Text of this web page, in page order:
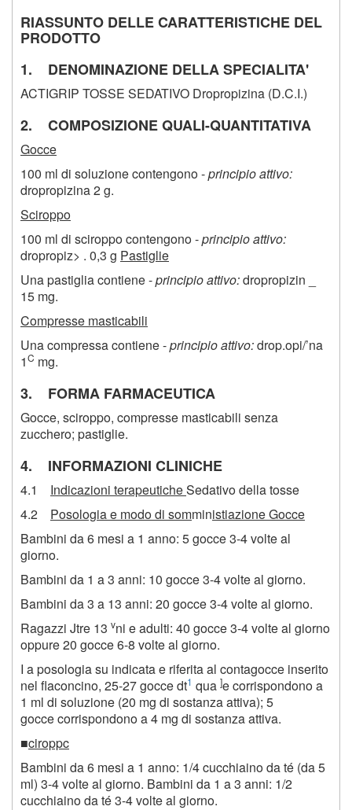
RIASSUNTO DELLE CARATTERISTICHE DEL
PRODOTTO
1. DENOMINAZIONE DELLA SPECIALITA'
ACTIGRIP TOSSE SEDATIVO Dropropizina (D.C.I.)
2. COMPOSIZIONE QUALI-QUANTITATIVA
Gocce
100 ml di soluzione contengono -principio attivo:
dropropizina 2 g.
Sciroppo
100 ml di sciroppo contengono -principio attivo:
dropropiz> . 0,3 g Pastiglie
Una pastiglia contiene -principio attivo:dropropizin _
15 mg.
Compresse masticabili
Una compressa contiene -principio attivo:drop.opi/’na
1C mg.
3. FORMA FARMACEUTICA
Gocce, sciroppo, compresse masticabili senza
zucchero; pastiglie.
4. INFORMAZIONI CLINICHE
4.1 Indicazioni terapeuticheSedativo della tosse
4.2 Posologia e modo di somministiazione Gocce
Bambini da 6 mesi a 1 anno: 5 gocce 3-4 volte al
giorno.
Bambini da 1 a 3 anni: 10 gocce 3-4 volte al giorno.
Bambini da 3 a 13 anni: 20 gocce 3-4 volte al giorno.
Ragazzi Jtre 13 vni e adulti: 40 gocce 3-4 volte al giorno
oppure 20 gocce 6-8 volte al giorno.
I a posologia su indicata e riferita al contagocce inserito
nel flaconcino, 25-27 gocce dt1 qua ]e corrispondono a
1 ml di soluzione (20 mg di sostanza attiva); 5
gocce corrispondono a 4 mg di sostanza attiva.
■ciroppc
Bambini da 6 mesi a 1 anno: 1/4 cucchiaino da té (da 5
ml) 3-4 volte al giorno. Bambini da 1 a 3 anni: 1/2
cucchiaino da té 3-4 volte al giorno.